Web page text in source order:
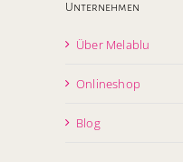
Unternehmen
Über Melablu
Onlineshop
Blog